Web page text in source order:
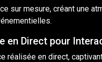
sur mesure, créant une
en Direct pour
réalisée en direct,